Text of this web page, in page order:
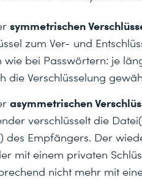
symmetrischen
zum Ver- und
wie bei Passwörtern: je
die Verschlüsselung
asymmetrischen
verschlüsselt die
des Empfängers. Der
mit einem privaten
nicht mehr mit